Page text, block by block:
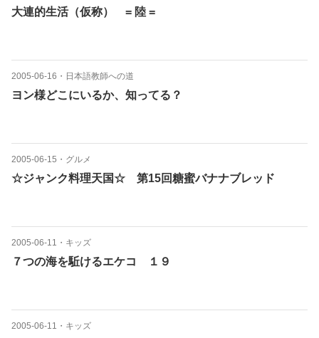
大連的生活（仮称） = 陸 =
2005-06-16 ・ 日本語教師への道
ヨン様どこにいるか、知ってる？
2005-06-15 ・ グルメ
☆ジャンク料理天国☆ 第15回糖蜜バナナブレッド
2005-06-11 ・ キッズ
７つの海を駈けるエケコ １９
2005-06-11 ・ キッズ